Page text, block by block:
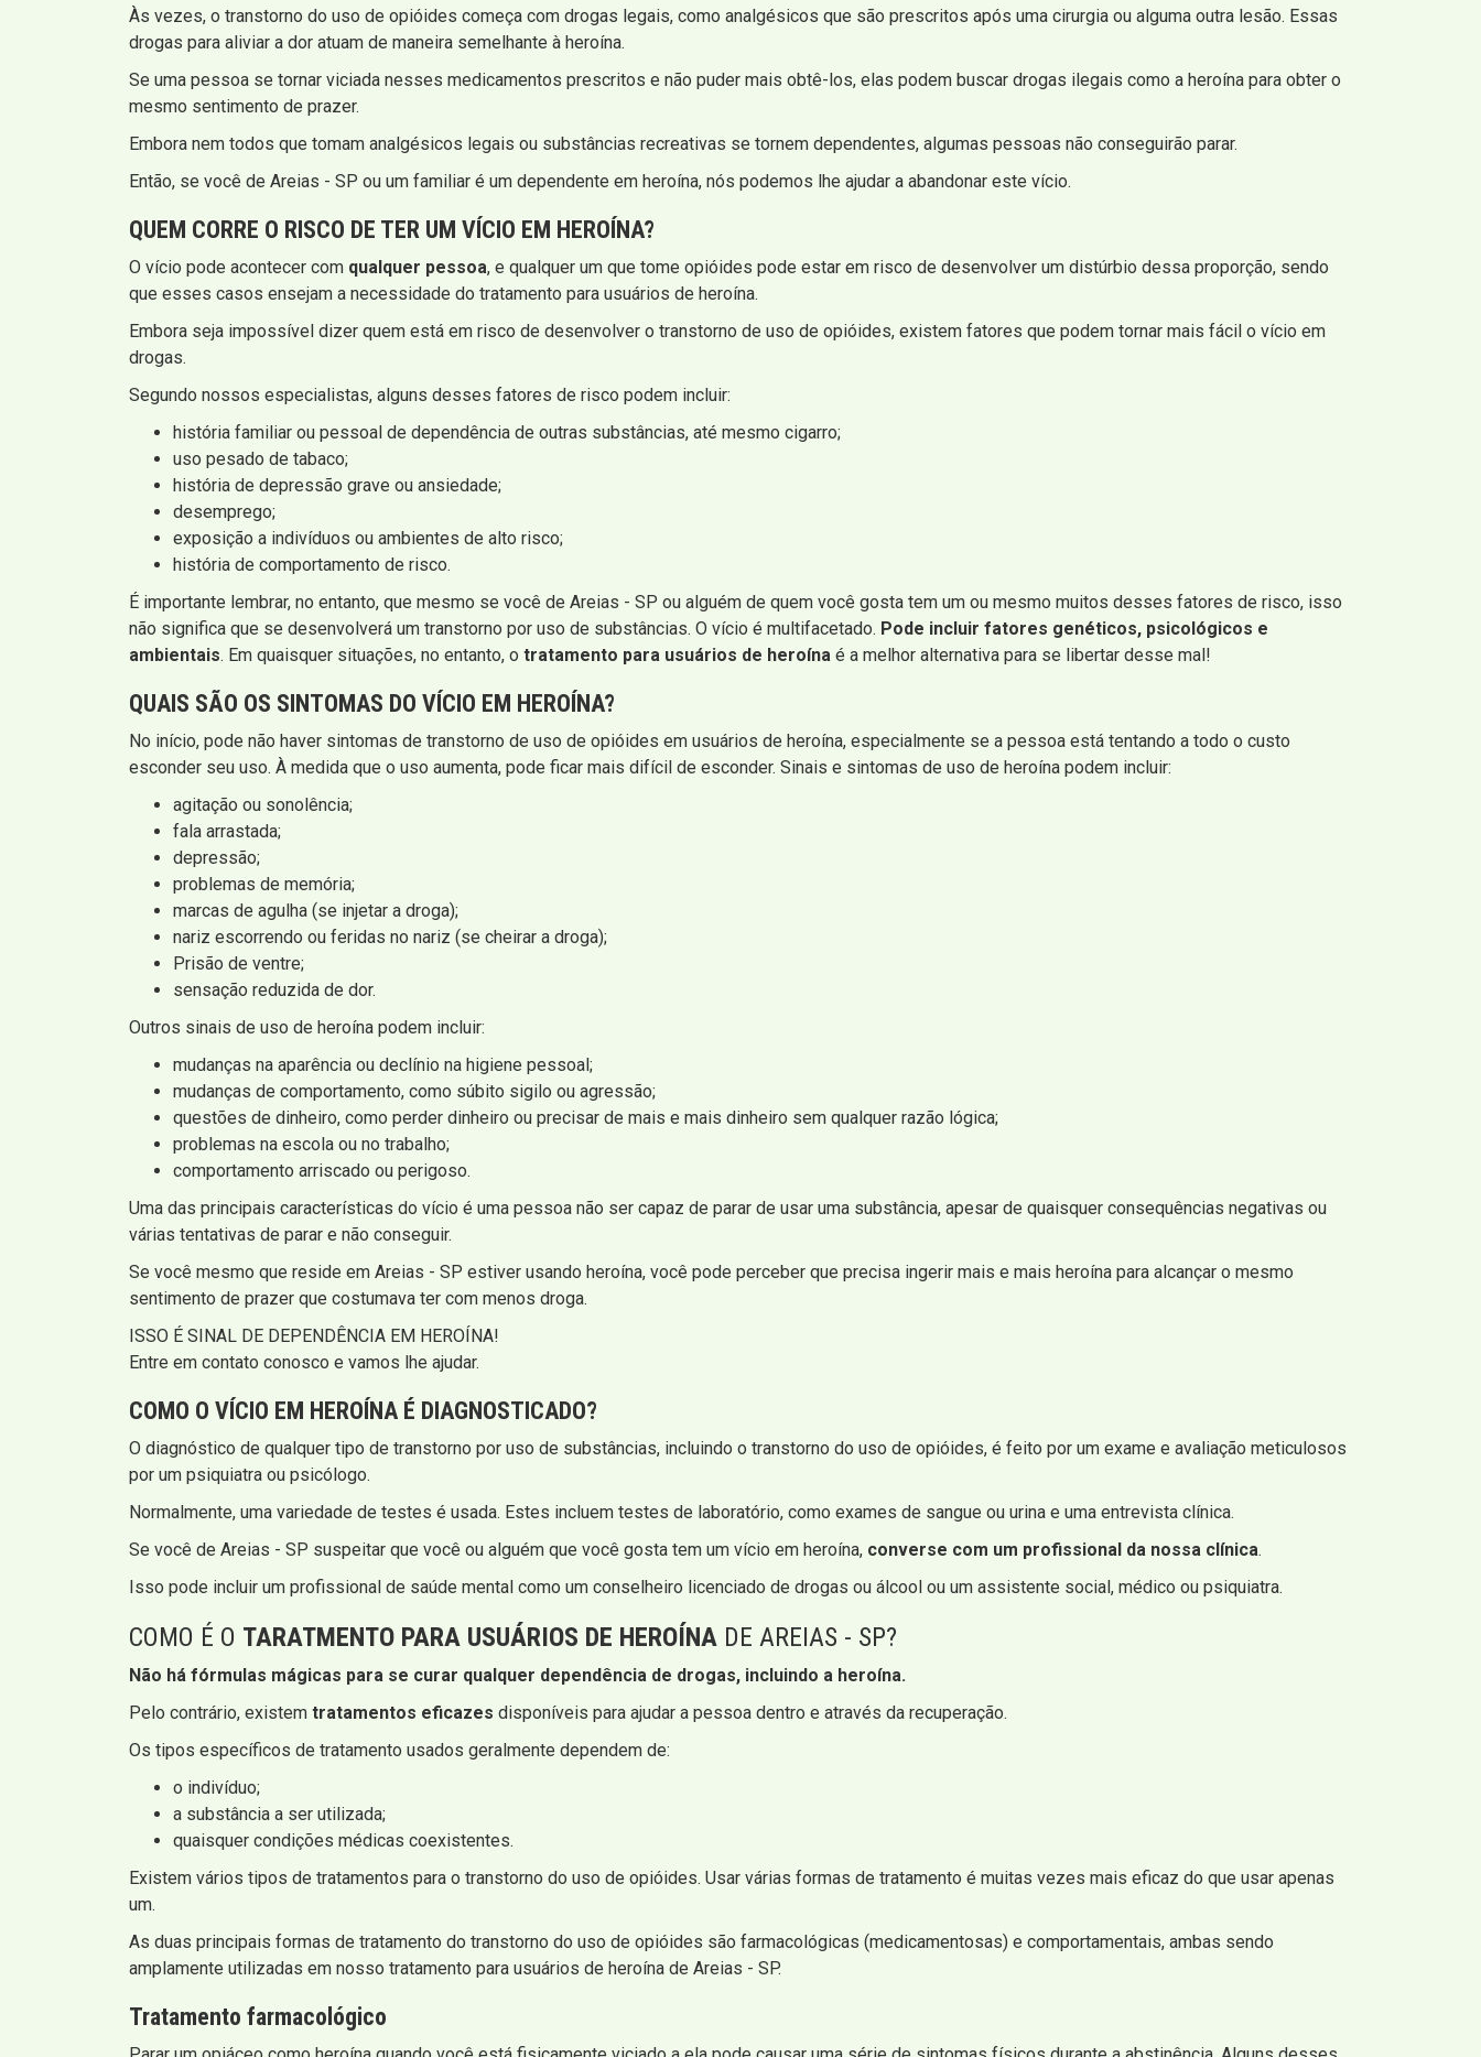
Às vezes, o transtorno do uso de opióides começa com drogas legais, como analgésicos que são prescritos após uma cirurgia ou alguma outra lesão. Essas
drogas para aliviar a dor atuam de maneira semelhante à heroína.
Se uma pessoa se tornar viciada nesses medicamentos prescritos e não puder mais obtê-los, elas podem buscar drogas ilegais como a heroína para obter o
mesmo sentimento de prazer.
Embora nem todos que tomam analgésicos legais ou substâncias recreativas se tornem dependentes, algumas pessoas não conseguirão parar.
Então, se você de Areias - SP ou um familiar é um dependente em heroína, nós podemos lhe ajudar a abandonar este vício.
QUEM CORRE O RISCO DE TER UM VÍCIO EM HEROÍNA?
O vício pode acontecer com qualquer pessoa, e qualquer um que tome opióides pode estar em risco de desenvolver um distúrbio dessa proporção, sendo
que esses casos ensejam a necessidade do tratamento para usuários de heroína.
Embora seja impossível dizer quem está em risco de desenvolver o transtorno de uso de opióides, existem fatores que podem tornar mais fácil o vício em
drogas.
Segundo nossos especialistas, alguns desses fatores de risco podem incluir:
história familiar ou pessoal de dependência de outras substâncias, até mesmo cigarro;
uso pesado de tabaco;
história de depressão grave ou ansiedade;
desemprego;
exposição a indivíduos ou ambientes de alto risco;
história de comportamento de risco.
É importante lembrar, no entanto, que mesmo se você de Areias - SP ou alguém de quem você gosta tem um ou mesmo muitos desses fatores de risco, isso
não significa que se desenvolverá um transtorno por uso de substâncias. O vício é multifacetado. Pode incluir fatores genéticos, psicológicos e
ambientais. Em quaisquer situações, no entanto, o tratamento para usuários de heroína é a melhor alternativa para se libertar desse mal!
QUAIS SÃO OS SINTOMAS DO VÍCIO EM HEROÍNA?
No início, pode não haver sintomas de transtorno de uso de opióides em usuários de heroína, especialmente se a pessoa está tentando a todo o custo
esconder seu uso. À medida que o uso aumenta, pode ficar mais difícil de esconder. Sinais e sintomas de uso de heroína podem incluir:
agitação ou sonolência;
fala arrastada;
depressão;
problemas de memória;
marcas de agulha (se injetar a droga);
nariz escorrendo ou feridas no nariz (se cheirar a droga);
Prisão de ventre;
sensação reduzida de dor.
Outros sinais de uso de heroína podem incluir:
mudanças na aparência ou declínio na higiene pessoal;
mudanças de comportamento, como súbito sigilo ou agressão;
questões de dinheiro, como perder dinheiro ou precisar de mais e mais dinheiro sem qualquer razão lógica;
problemas na escola ou no trabalho;
comportamento arriscado ou perigoso.
Uma das principais características do vício é uma pessoa não ser capaz de parar de usar uma substância, apesar de quaisquer consequências negativas ou
várias tentativas de parar e não conseguir.
Se você mesmo que reside em Areias - SP estiver usando heroína, você pode perceber que precisa ingerir mais e mais heroína para alcançar o mesmo
sentimento de prazer que costumava ter com menos droga.
ISSO É SINAL DE DEPENDÊNCIA EM HEROÍNA!
Entre em contato conosco e vamos lhe ajudar.
COMO O VÍCIO EM HEROÍNA É DIAGNOSTICADO?
O diagnóstico de qualquer tipo de transtorno por uso de substâncias, incluindo o transtorno do uso de opióides, é feito por um exame e avaliação meticulosos
por um psiquiatra ou psicólogo.
Normalmente, uma variedade de testes é usada. Estes incluem testes de laboratório, como exames de sangue ou urina e uma entrevista clínica.
Se você de Areias - SP suspeitar que você ou alguém que você gosta tem um vício em heroína, converse com um profissional da nossa clínica.
Isso pode incluir um profissional de saúde mental como um conselheiro licenciado de drogas ou álcool ou um assistente social, médico ou psiquiatra.
COMO É O TARATMENTO PARA USUÁRIOS DE HEROÍNA DE AREIAS - SP?
Não há fórmulas mágicas para se curar qualquer dependência de drogas, incluindo a heroína.
Pelo contrário, existem tratamentos eficazes disponíveis para ajudar a pessoa dentro e através da recuperação.
Os tipos específicos de tratamento usados ​​geralmente dependem de:
o indivíduo;
a substância a ser utilizada;
quaisquer condições médicas coexistentes.
Existem vários tipos de tratamentos para o transtorno do uso de opióides. Usar várias formas de tratamento é muitas vezes mais eficaz do que usar apenas
um.
As duas principais formas de tratamento do transtorno do uso de opióides são farmacológicas (medicamentosas) e comportamentais, ambas sendo
amplamente utilizadas em nosso tratamento para usuários de heroína de Areias - SP.
Tratamento farmacológico